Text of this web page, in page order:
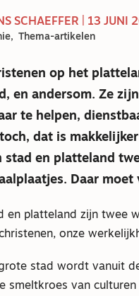
SCHAEFFER | 13 JUNI
Thema-artikelen
op het
en andersom. Ze
te helpen,
toch, dat is
stad en platteland
Daar
en platteland zijn twee
onze
stad wordt vanuit
smeltkroes van